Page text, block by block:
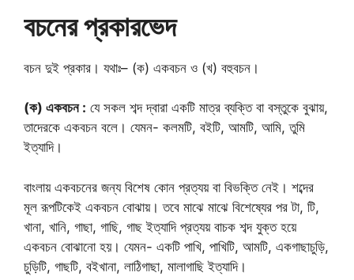
বচনের প্রকারভেদ
বচন দুই প্রকার। যথাঃ– (ক) একবচন ও (খ) বহুবচন।
(ক) একবচন : যে সকল শব্দ দ্বারা একটি মাত্র ব্যক্তি বা বস্তুকে বুঝায়,
তাদেরকে একবচন বলে। যেমন- কলমটি, বইটি, আমটি, আমি, তুমি
ইত্যাদি।
বাংলায় একবচনের জন্য বিশেষ কোন প্রত্যয় বা বিভক্তি নেই। শব্দের
মূল রূপটিকেই একবচন বোঝায়। তবে মাঝে মাঝে বিশেষ্যের পর টা, টি,
খানা, খানি, গাছা, গাছি, গাছ ইত্যাদি প্রত্যয় বাচক শব্দ যুক্ত হয়ে
একবচন বোঝানো হয়। যেমন- একটি পাখি, পাখিটি, আমটি, একগাছাচুড়ি,
চুড়িটি, গাছটি, বইখানা, লাঠিগাছা, মালাগাছি ইত্যাদি।